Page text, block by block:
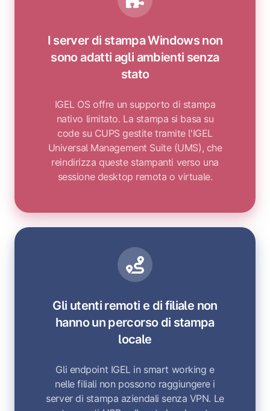
I server di stampa Windows non
sono adatti agli ambienti senza
stato
IGEL OS offre un supporto di stampa
nativo limitato. La stampa si basa su
code su CUPS gestite tramite l'IGEL
Universal Management Suite (UMS), che
reindirizza queste stampanti verso una
sessione desktop remota o virtuale.
Gli utenti remoti e di filiale non
hanno un percorso di stampa
locale
Gli endpoint IGEL in smart working e
nelle filiali non possono raggiungere i
server di stampa aziendali senza VPN. Le